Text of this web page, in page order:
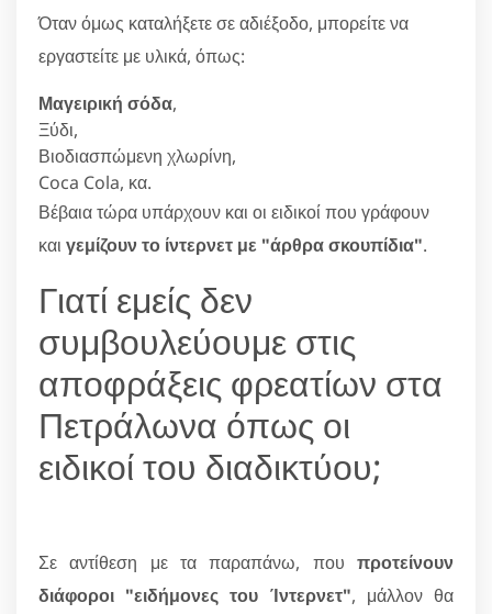
Όταν όμως καταλήξετε σε αδιέξοδο, μπορείτε να
εργαστείτε με υλικά, όπως:
Μαγειρική σόδα,
Ξύδι,
Βιοδιασπώμενη χλωρίνη,
Coca Cola, κα.
Βέβαια τώρα υπάρχουν και οι ειδικοί που γράφουν
και γεμίζουν το ίντερνετ με "άρθρα σκουπίδια".
Γιατί εμείς δεν
συμβουλεύουμε στις
αποφράξεις φρεατίων στα
Πετράλωνα όπως οι
ειδικοί του διαδικτύου;
Σε αντίθεση με τα παραπάνω, που προτείνουν
διάφοροι "ειδήμονες του Ίντερνετ", μάλλον θα